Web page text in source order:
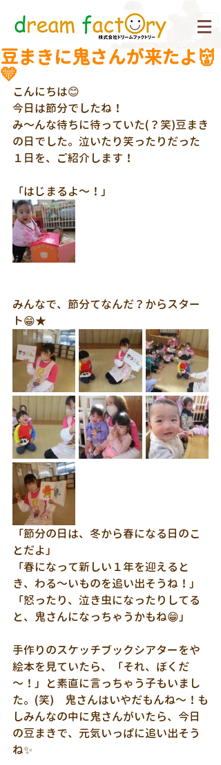
豆まきに鬼さんが来たよ👹
💛
こんにちは😊
今日は節分でしたね！
み～んな待ちに待っていた(？笑)豆まき
の日でした。泣いたり笑ったりだった
１日を、ご紹介します！
「はじまるよ～！」
みんなで、節分てなんだ？からスター
ト😁★
「節分の日は、冬から春になる日のこ
とだよ」
「春になって新しい１年を迎えると
き、わる～いものを追い出そうね！」
「怒ったり、泣き虫になったりしてる
と、鬼さんになっちゃうかもね😁」
手作りのスケッチブックシアターをや
絵本を見ていたら、「それ、ぼくだ
～！」と素直に言っちゃう子もいまし
た。(笑)　鬼さんはいやだもんね～！も
しみんなの中に鬼さんがいたら、今日
の豆まきで、元気いっぱに追い出そう
ね✨